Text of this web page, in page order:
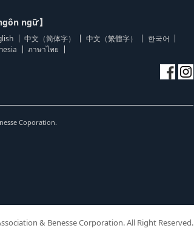
ngữ】
中文（简体字） 中文（繁體字）
한국어
ภาษาไทย
Coporation.
& Benesse Corporation. All Right Reserved.